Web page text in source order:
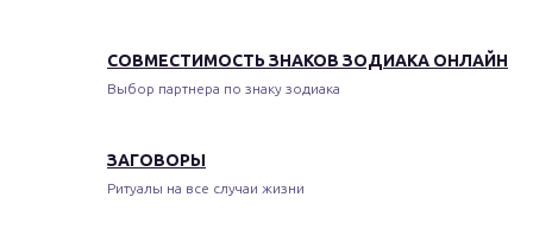
СОВМЕСТИМОСТЬ ЗНАКОВ ЗОДИАКА ОНЛАЙН
Выбор партнера по знаку зодиака
ЗАГОВОРЫ
Ритуалы на все случаи жизни